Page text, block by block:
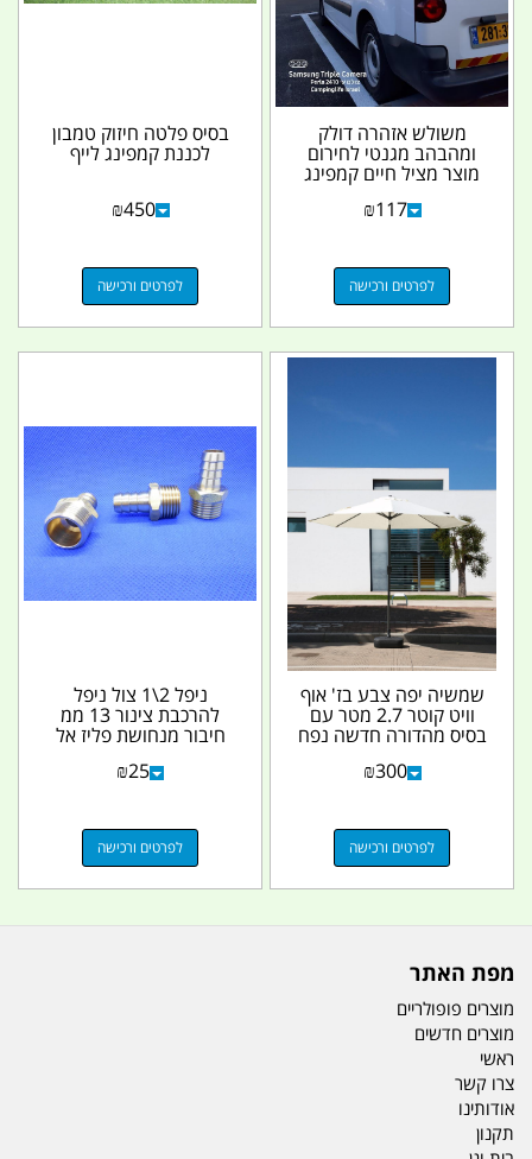
משולש אזהרה דולק
ומהבהב מגנטי לחירום
מוצר מציל חיים קמפינג
₪117
לפרטים ורכישה
בסיס פלטה חיזוק טמבון
לכננת קמפינג לייף
₪450
לפרטים ורכישה
שמשיה יפה צבע בז' אוף
וויט קוטר 2.7 מטר עם
בסיס מהדורה חדשה נפח
₪300
לפרטים ורכישה
ניפל 2\1 צול ניפל
להרכבת צינור 13 ממ
חיבור מנחושת פליז אל
קמפינג...
₪25
לפרטים ורכישה
מפת האתר
מוצרים פופולריים
מוצרים חדשים
ראשי
צרו קשר
אודותינו
תקנון